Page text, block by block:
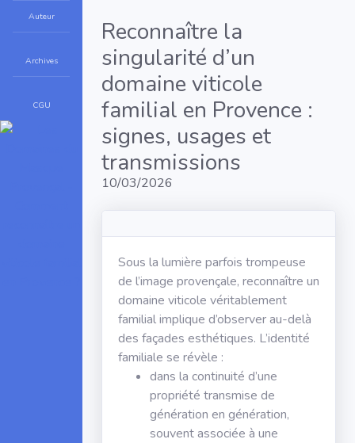
Auteur
Archives
CGU
Reconnaître la
singularité d’un
domaine viticole
familial en Provence :
signes, usages et
transmissions
10/03/2026
Sous la lumière parfois trompeuse
de l’image provençale, reconnaître un
domaine viticole véritablement
familial implique d’observer au-delà
des façades esthétiques. L’identité
familiale se révèle :
dans la continuité d’une
propriété transmise de
génération en génération,
souvent associée à une